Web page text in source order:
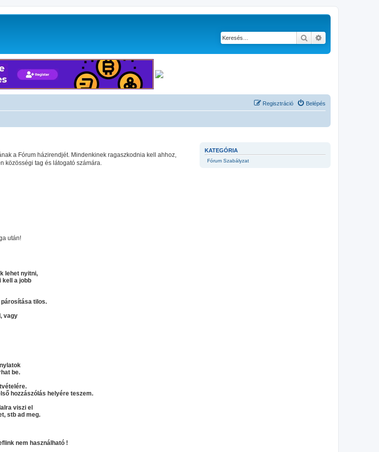
Keresés
Belépés
Regisztráció
KATEGÓRIA
Fórum Szabályzat
a Fórum házirendjét. Mindenkinek ragaszkodnia kell ahhoz,
közösségi tag és látogató számára.
után!
lehet nyitni,
kell a jobb
tilos.
vagy
be.
hozzászólás helyére teszem.
viszi el
stb ad meg.
nem használható !